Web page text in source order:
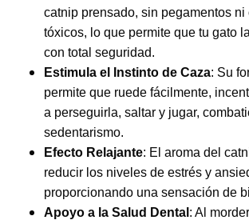
catnip prensado, sin pegamentos ni
tóxicos, lo que permite que tu gato
con total seguridad.
Estimula el Instinto de Caza: Su
permite que ruede fácilmente,
a perseguirla, saltar y jugar,
sedentarismo.
Efecto Relajante: El aroma del
reducir los niveles de estrés y
proporcionando una sensación de
Apoyo a la Salud Dental : Al